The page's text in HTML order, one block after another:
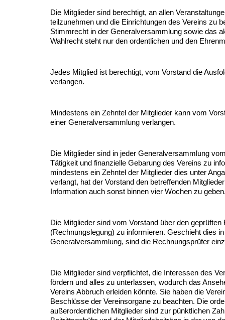
Die Mitglieder sind berechtigt, an allen
teilzunehmen und die Einrichtungen des Vereins zu
Stimmrecht in der Generalversammlung sowie das
Wahlrecht steht nur den ordentlichen und den
Jedes Mitglied ist berechtigt, vom Vorstand die
verlangen.
Mindestens ein Zehntel der Mitglieder kann vom
einer Generalversammlung verlangen.
Die Mitglieder sind in jeder Generalversammlung
Tätigkeit und finanzielle Gebarung des Vereins zu
mindestens ein Zehntel der Mitglieder dies unter
verlangt, hat der Vorstand den betreffenden
Information auch sonst binnen vier Wochen zu
Die Mitglieder sind vom Vorstand über den
(Rechnungslegung) zu informieren. Geschieht dies
Generalversammlung, sind die Rechnungsprüfer
Die Mitglieder sind verpflichtet, die Interessen des
fördern und alles zu unterlassen, wodurch das
Vereins Abbruch erleiden könnte. Sie haben die
Beschlüsse der Vereinsorgane zu beachten. Die
außerordentlichen Mitglieder sind zur pünktlichen